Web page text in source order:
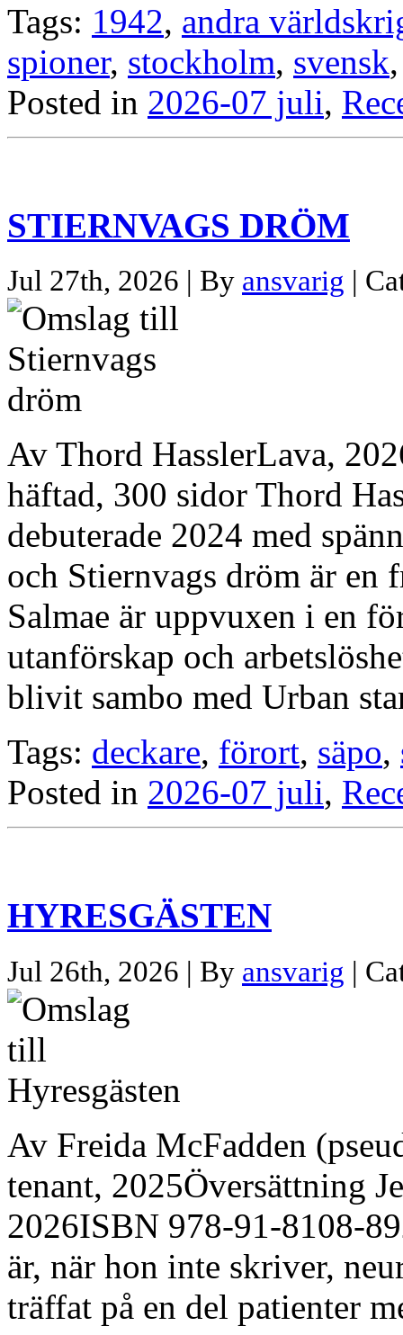
Tags: 1942, andra
spioner, stockholm, svensk
Posted in 2026-07 juli,
STIERNVAGS DRÖM
Jul 27th, 2026 | By ansvarig |
Av Thord HasslerLava,
häftad, 300 sidor Thord
debuterade 2024 med
och Stiernvags dröm är en
Salmae är uppvuxen i en
utanförskap och
blivit sambo med Urban
Tags: deckare, förort, säpo,
Posted in 2026-07 juli,
HYRESGÄSTEN
Jul 26th, 2026 | By ansvarig |
Av Freida McFadden
tenant, 2025Översättning
2026ISBN 978-91-8108-
är, när hon inte skriver,
träffat på en del patienter